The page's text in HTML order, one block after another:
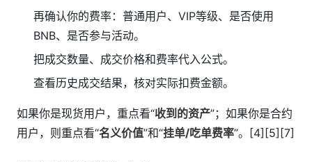
再确认你的费率：普通用户、VIP等级、是否使用
BNB、是否参与活动。
把成交数量、成交价格和费率代入公式。
查看历史成交结果，核对实际扣费金额。
如果你是现货用户，重点看“收到的资产”；如果你是合约
用户，则重点看“名义价值”和“挂单/吃单费率”。[4][5][7]